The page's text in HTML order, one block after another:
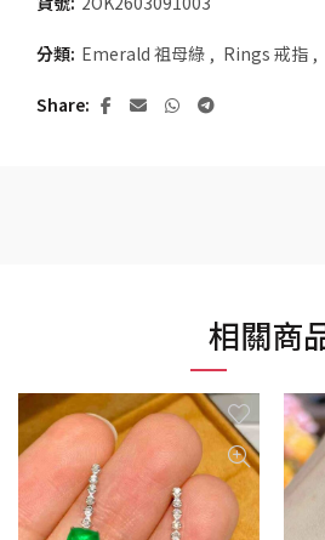
分類: Emerald 祖母綠 , Rings 戒指 ,
Share
相關商